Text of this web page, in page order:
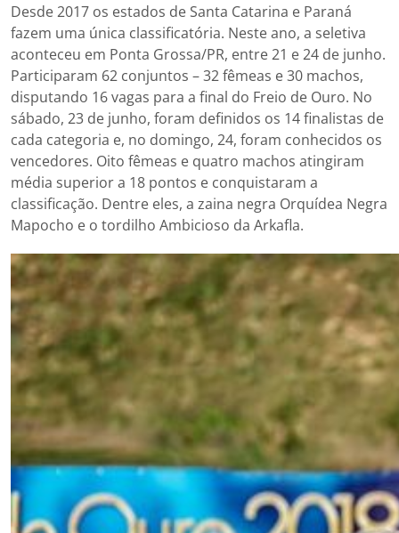
Desde 2017 os estados de Santa Catarina e Paraná
fazem uma única classificatória. Neste ano, a seletiva
aconteceu em Ponta Grossa/PR, entre 21 e 24 de junho.
Participaram 62 conjuntos – 32 fêmeas e 30 machos,
disputando 16 vagas para a final do Freio de Ouro. No
sábado, 23 de junho, foram definidos os 14 finalistas de
cada categoria e, no domingo, 24, foram conhecidos os
vencedores. Oito fêmeas e quatro machos atingiram
média superior a 18 pontos e conquistaram a
classificação. Dentre eles, a zaina negra Orquídea Negra
Mapocho e o tordilho Ambicioso da Arkafla.